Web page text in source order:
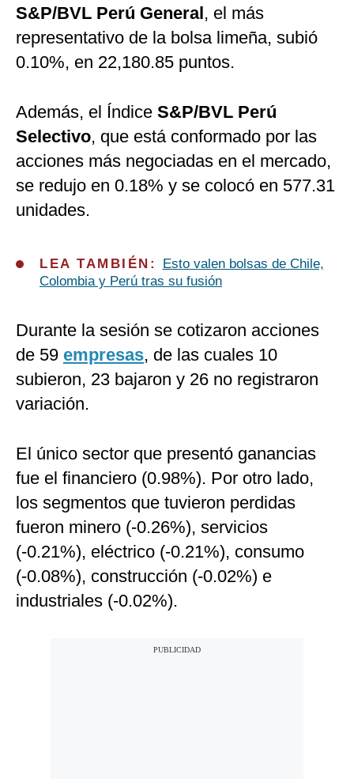
S&P/BVL Perú General, el más
representativo de la bolsa limeña, subió
0.10%, en 22,180.85 puntos.
Además, el Índice S&P/BVL Perú
Selectivo, que está conformado por las
acciones más negociadas en el mercado,
se redujo en 0.18% y se colocó en 577.31
unidades.
LEA TAMBIÉN:
Esto valen bolsas de Chile,
Colombia y Perú tras su fusión
Durante la sesión se cotizaron acciones
de 59 empresas, de las cuales 10
subieron, 23 bajaron y 26 no registraron
variación.
El único sector que presentó ganancias
fue el financiero (0.98%). Por otro lado,
los segmentos que tuvieron perdidas
fueron minero (-0.26%), servicios
(-0.21%), eléctrico (-0.21%), consumo
(-0.08%), construcción (-0.02%) e
industriales (-0.02%).